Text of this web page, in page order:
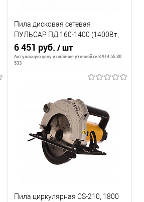
Пила дисковая сетевая
ПУЛЬСАР ПД 160-1400 (1400Вт,
160х20мм, 55мм пропил, 4,3кг)
6 451 руб./ шт
Актуальную цену и наличие уточняйте 8 914 55 80
533
В корзину
К сравнению
В избранное
В наличии
Пила циркулярная CS-210, 1800